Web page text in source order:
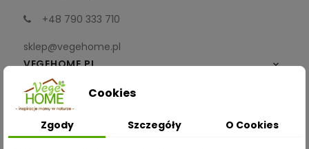
+48 790 333 710
sklep@vegehome.pl
VEGEHOME.PL

INFORMACJE
ZAKUPY
Cookies
Zgody Szczegóły O Cookies